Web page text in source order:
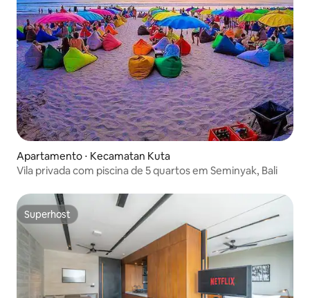
Apartamento ⋅ Kecamatan Kuta
Vila privada com piscina de 5 quartos em Seminyak, Bali
Superhost
Superhost